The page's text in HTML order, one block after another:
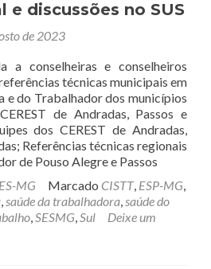
e discussões no SUS
de 2023
a conselheiras e conselheiros
técnicas municipais em
e do Trabalhador dos municípios
de Andradas, Passos e
dos CEREST de Andradas,
Referências técnicas regionais
de Pouso Alegre e Passos
MG Marcado CISTT, ESP-MG,
,saúde da trabalhadora,saúde do
,SESMG,Sul
Deixe um